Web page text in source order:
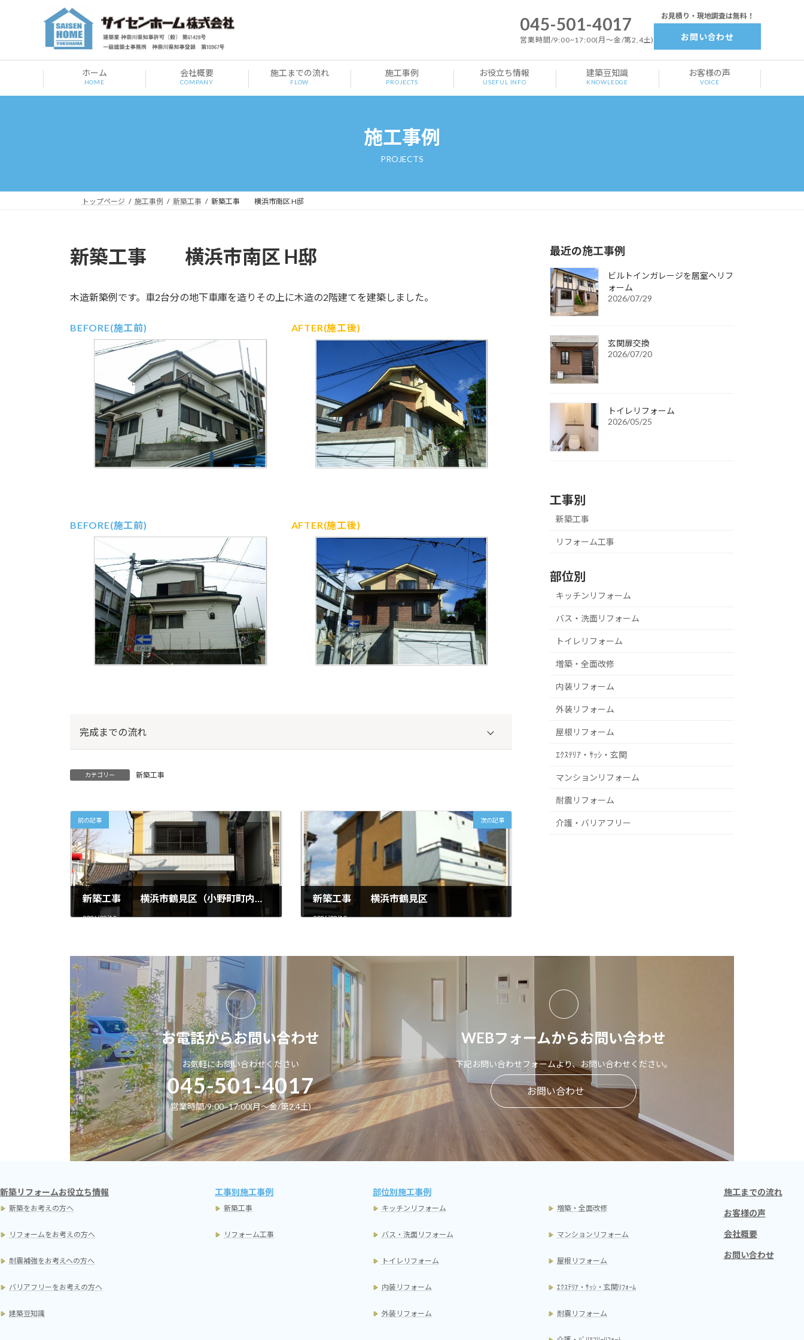
ツ
ス
シ
ン
お見積り・現地調査は無料！
お問い合わせ
045-501-4017
営業時間/9:00~17:00(月～金/第2,4土)
ホーム
HOME
会社概要
COMPANY
施工までの流れ
FLOW
施工事例
PROJECTS
お役立ち情報
USEFUL INFO
建築豆知識
KNOWLEDGE
お客様の声
VOICE
施工事例
PROJECTS
トップページ 施工事例 新築工事 新築工事 横浜市南区 H邸
新築工事 横浜市南区 H邸
木造新築例です。車2台分の地下車庫を造りその上に木造の2階建てを建築しました。
BEFORE(施工前) AFTER(施工後)
BEFORE(施工前) AFTER(施工後)
完成までの流れ
車庫となる部分の土の掘削です。
地盤は関東ローム層で、
比較的安定した耐力があります。
ある程度まで掘削したら周りの土が
崩れないように土留めを造ります。
H鋼材を打ち込みせき板で
土留め壁を作ります。
車庫や擁壁、外階段などの鉄筋を組
み立てます。鉄筋の太さや本数は構
造計算で
必要量を計算します。
コンクリートを流し込む為の仮枠を
造ります。
コンクリートの重量に耐えられるよ
うに
十分な支柱を立てます。
コンクリートの打ち込み作業です。
隅々までコンクリートがいきわたる
ように微振動を与えながら打設して
いきます。
ラブのサポートはコンクリート打設
（今回は40日間存置しました）
地下車庫完成の後、建物の骨組み組
の関係でレッカー車が使えず手揚げ
車庫のサポートもはずれ、
カテゴリー 新築工事
前の記事
新築工事 横浜市鶴見区（小野町町内会館）
2026/02/10
次の記事
新築工事 横浜市鶴見区
2026/02/10
最近の施工事例
ビルトインガレージを居室へリフ
ォーム
2026/07/29
玄関扉交換
2026/07/20
トイレリフォーム
2026/05/25
工事別
新築工事
リフォーム工事
部位別
キッチンリフォーム
バス・洗面リフォーム
トイレリフォーム
増築・全面改修
内装リフォーム
外装リフォーム
屋根リフォーム
ｴｸｽﾃﾘｱ・ｻｯｼ・玄関
マンションリフォーム
耐震リフォーム
介護・バリアフリー
お電話からお問い合わせ
お気軽にお問い合わせください
045-501-4017
営業時間/9:00~17:00(月～金/第2,4土)
WEBフォームからお問い合わせ
下記お問い合わせフォームより、お問い合わせください。
お問い合わせ
新築リフォームお役立ち情報
新築をお考えの方へ
リフォームをお考えの方へ
耐震補強をお考えへの方へ
バリアフリーをお考えの方へ
建築豆知識
工事別施工事例
新築工事
リフォーム工事
部位別施工事例
キッチンリフォーム
バス・洗面リフォーム
トイレリフォーム
内装リフォーム
外装リフォーム
増築・全面改修
マンションリフォーム
屋根リフォーム
ｴｸｽﾃﾘｱ・ｻｯｼ・玄関ﾘﾌｫｰﾑ
耐震リフォーム
施工までの流れ
お客様の声
会社概要
お問い合わせ